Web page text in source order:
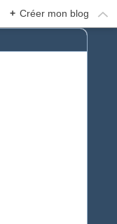
+ Créer mon blog